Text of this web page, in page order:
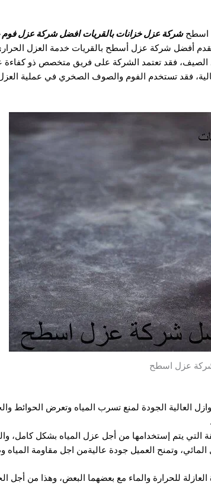
اسطح شركة عزل خزانات بالقريات افضل شركة عزل فوم
أفضل شركة عزل أسطح بالقريات خدمة العزل
فقد تعتمد الشركة على فريق متخصص ذو كفاءة
فقد تستخدم الفوم والصوف الصخري في عملية
عزل اسطح
العالية الجودة لمنع تسرب المياه وتعرض الحوائط
يتم إستخدامها من أجل عزل المياه بشكل كامل،
المائي، وتمنح العميل جودة عاليةمن اجل مقاومة
للحرارة والماء مع بعضهما البعض، وهذا من